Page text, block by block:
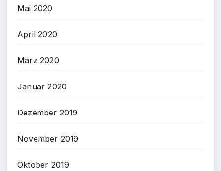
Mai 2020
April 2020
März 2020
Januar 2020
Dezember 2019
November 2019
Oktober 2019